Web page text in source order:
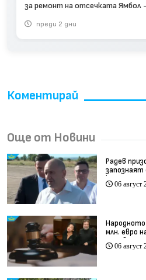
за ремонт на отсечката Ямбол
преди 2 дни
Коментирай
Още от Новини
Радев
06 август
млн. евро
Баневи
06 август